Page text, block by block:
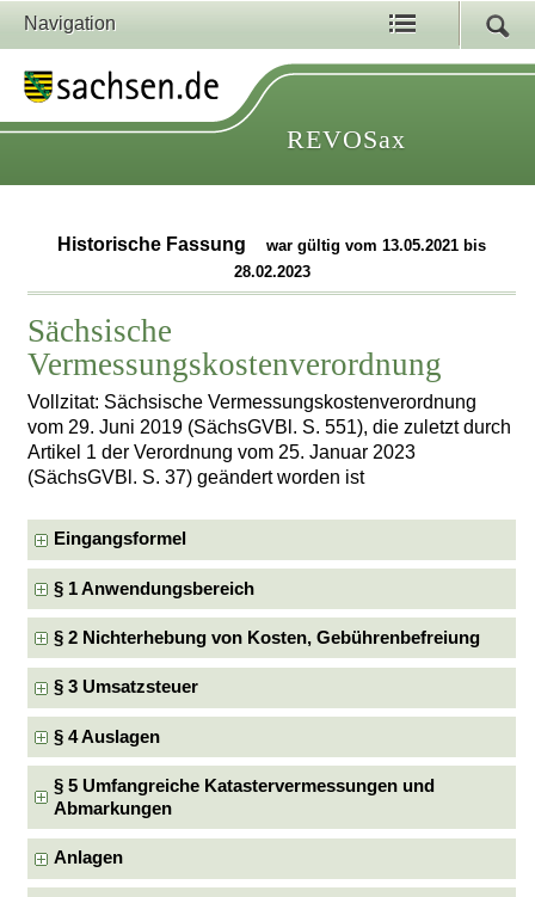
Navigation
REVOSax
Historische Fassung
war gültig vom 13.05.2021 bis
28.02.2023
Sächsische
Vermessungskostenverordnung
Vollzitat: Sächsische Vermessungskostenverordnung
vom 29. Juni 2019 (SächsGVBl. S. 551), die zuletzt durch
Artikel 1 der Verordnung vom 25. Januar 2023
(SächsGVBl. S. 37) geändert worden ist
Eingangsformel
§ 1 Anwendungsbereich
§ 2 Nichterhebung von Kosten, Gebührenbefreiung
§ 3 Umsatzsteuer
§ 4 Auslagen
§ 5 Umfangreiche Katastervermessungen und
Abmarkungen
Anlagen